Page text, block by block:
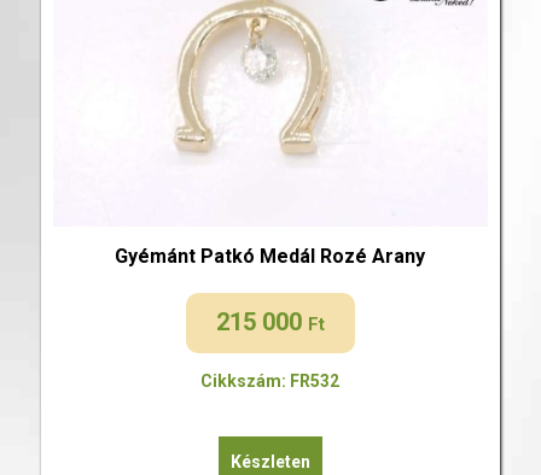
Gyémánt Patkó Medál Rozé Arany
215 000 Ft
Cikkszám: FR532
Készleten